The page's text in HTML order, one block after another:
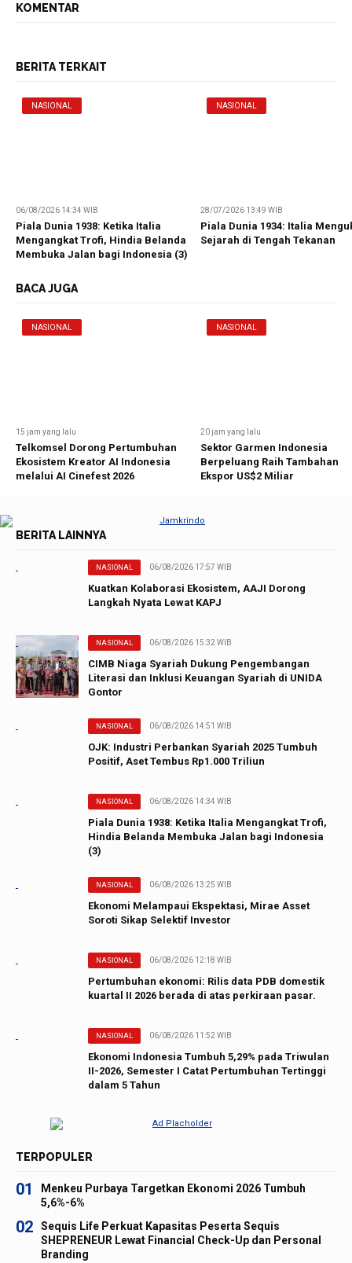
KOMENTAR
BERITA TERKAIT
NASIONAL
06/08/2026 14:34 WIB
Piala Dunia 1938: Ketika Italia
Mengangkat Trofi, Hindia Belanda
Membuka Jalan bagi Indonesia (3)
NASIONAL
28/07/2026 13:49 WIB
Piala Dunia 1934: Italia
Sejarah di Tengah Tekanan
BACA JUGA
NASIONAL
15 jam yang lalu
Telkomsel Dorong Pertumbuhan
Ekosistem Kreator AI Indonesia
melalui AI Cinefest 2026
NASIONAL
20 jam yang lalu
Sektor Garmen Indonesia
Berpeluang Raih Tambahan
Ekspor US$2 Miliar
BERITA LAINNYA
NASIONAL 06/08/2026 17:57 WIB
Kuatkan Kolaborasi Ekosistem, AAJI Dorong
Langkah Nyata Lewat KAPJ
NASIONAL 06/08/2026 15:32 WIB
CIMB Niaga Syariah Dukung Pengembangan
Literasi dan Inklusi Keuangan Syariah di UNIDA
Gontor
NASIONAL 06/08/2026 14:51 WIB
OJK: Industri Perbankan Syariah 2025 Tumbuh
Positif, Aset Tembus Rp1.000 Triliun
NASIONAL 06/08/2026 14:34 WIB
Piala Dunia 1938: Ketika Italia Mengangkat Trofi,
Hindia Belanda Membuka Jalan bagi Indonesia
(3)
NASIONAL 06/08/2026 13:25 WIB
Ekonomi Melampaui Ekspektasi, Mirae Asset
Soroti Sikap Selektif Investor
NASIONAL 06/08/2026 12:18 WIB
Pertumbuhan ekonomi: Rilis data PDB domestik
kuartal II 2026 berada di atas perkiraan pasar.
NASIONAL 06/08/2026 11:52 WIB
Ekonomi Indonesia Tumbuh 5,29% pada Triwulan
II-2026, Semester I Catat Pertumbuhan Tertinggi
dalam 5 Tahun
TERPOPULER
01
Menkeu Purbaya Targetkan Ekonomi 2026 Tumbuh
5,6%-6%
02
Sequis Life Perkuat Kapasitas Peserta Sequis
SHEPRENEUR Lewat Financial Check-Up dan Personal
Branding